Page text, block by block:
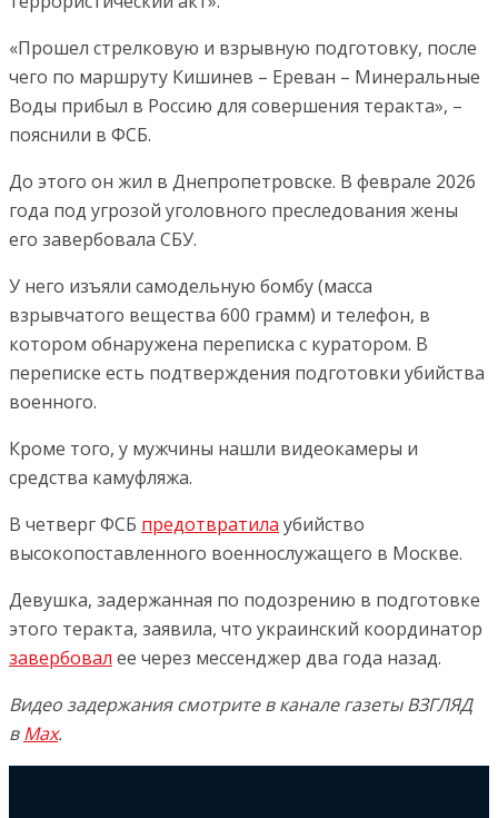
«Прошел стрелковую и взрывную подготовку, после
чего по маршруту Кишинев – Ереван – Минеральные
Воды прибыл в Россию для совершения теракта», –
пояснили в ФСБ.
До этого он жил в Днепропетровске. В феврале 2026
года под угрозой уголовного преследования жены
его завербовала СБУ.
У него изъяли самодельную бомбу (масса
взрывчатого вещества 600 грамм) и телефон, в
котором обнаружена переписка с куратором. В
переписке есть подтверждения подготовки убийства
военного.
Кроме того, у мужчины нашли видеокамеры и
средства камуфляжа.
В четверг ФСБ предотвратила убийство
высокопоставленного военнослужащего в Москве.
Девушка, задержанная по подозрению в подготовке
этого теракта, заявила, что украинский координатор
завербовал ее через мессенджер два года назад.
Видео задержания смотрите в канале газеты ВЗГЛЯД
вMax.